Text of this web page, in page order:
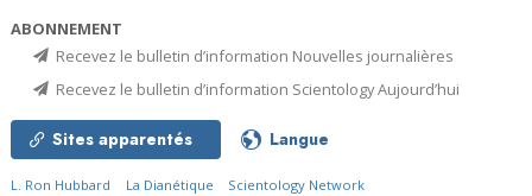
ABONNEMENT
Recevez le bulletin d’information Nouvelles journalières
Recevez le bulletin d’information Scientology Aujourd’hui
Sites apparentés Langue
L. Ron Hubbard La Dianétique
Scientology Network